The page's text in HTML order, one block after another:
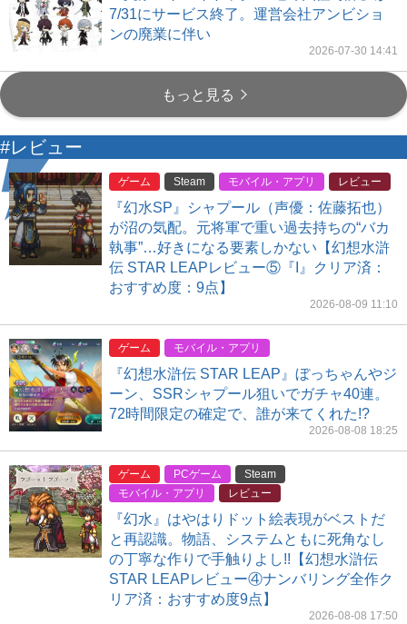
7/31にサービス終了。運営会社アンビショ
ンの廃業に伴い
2026-07-30 14:41
もっと見る
#レビュー
ゲーム Steam モバイル・アプリ レビュー
『幻水SP』シャプール（声優：佐藤拓也）
が沼の気配。元将軍で重い過去持ちの“バカ
執事”…好きになる要素しかない【幻想水滸
伝 STAR LEAPレビュー⑤『I』クリア済：
おすすめ度：9点】
2026-08-09 11:10
ゲーム モバイル・アプリ
『幻想水滸伝 STAR LEAP』ぼっちゃんやジ
ーン、SSRシャプール狙いでガチャ40連。
72時間限定の確定で、誰が来てくれた!?
2026-08-08 18:25
ゲーム PCゲーム
Steam
モバイル・アプリ
レビュー
『幻水』はやはりドット絵表現がベストだ
と再認識。物語、システムともに死角なし
の丁寧な作りで手触りよし!!【幻想水滸伝
STAR LEAPレビュー④ナンバリング全作ク
リア済：おすすめ度9点】
2026-08-08 17:50